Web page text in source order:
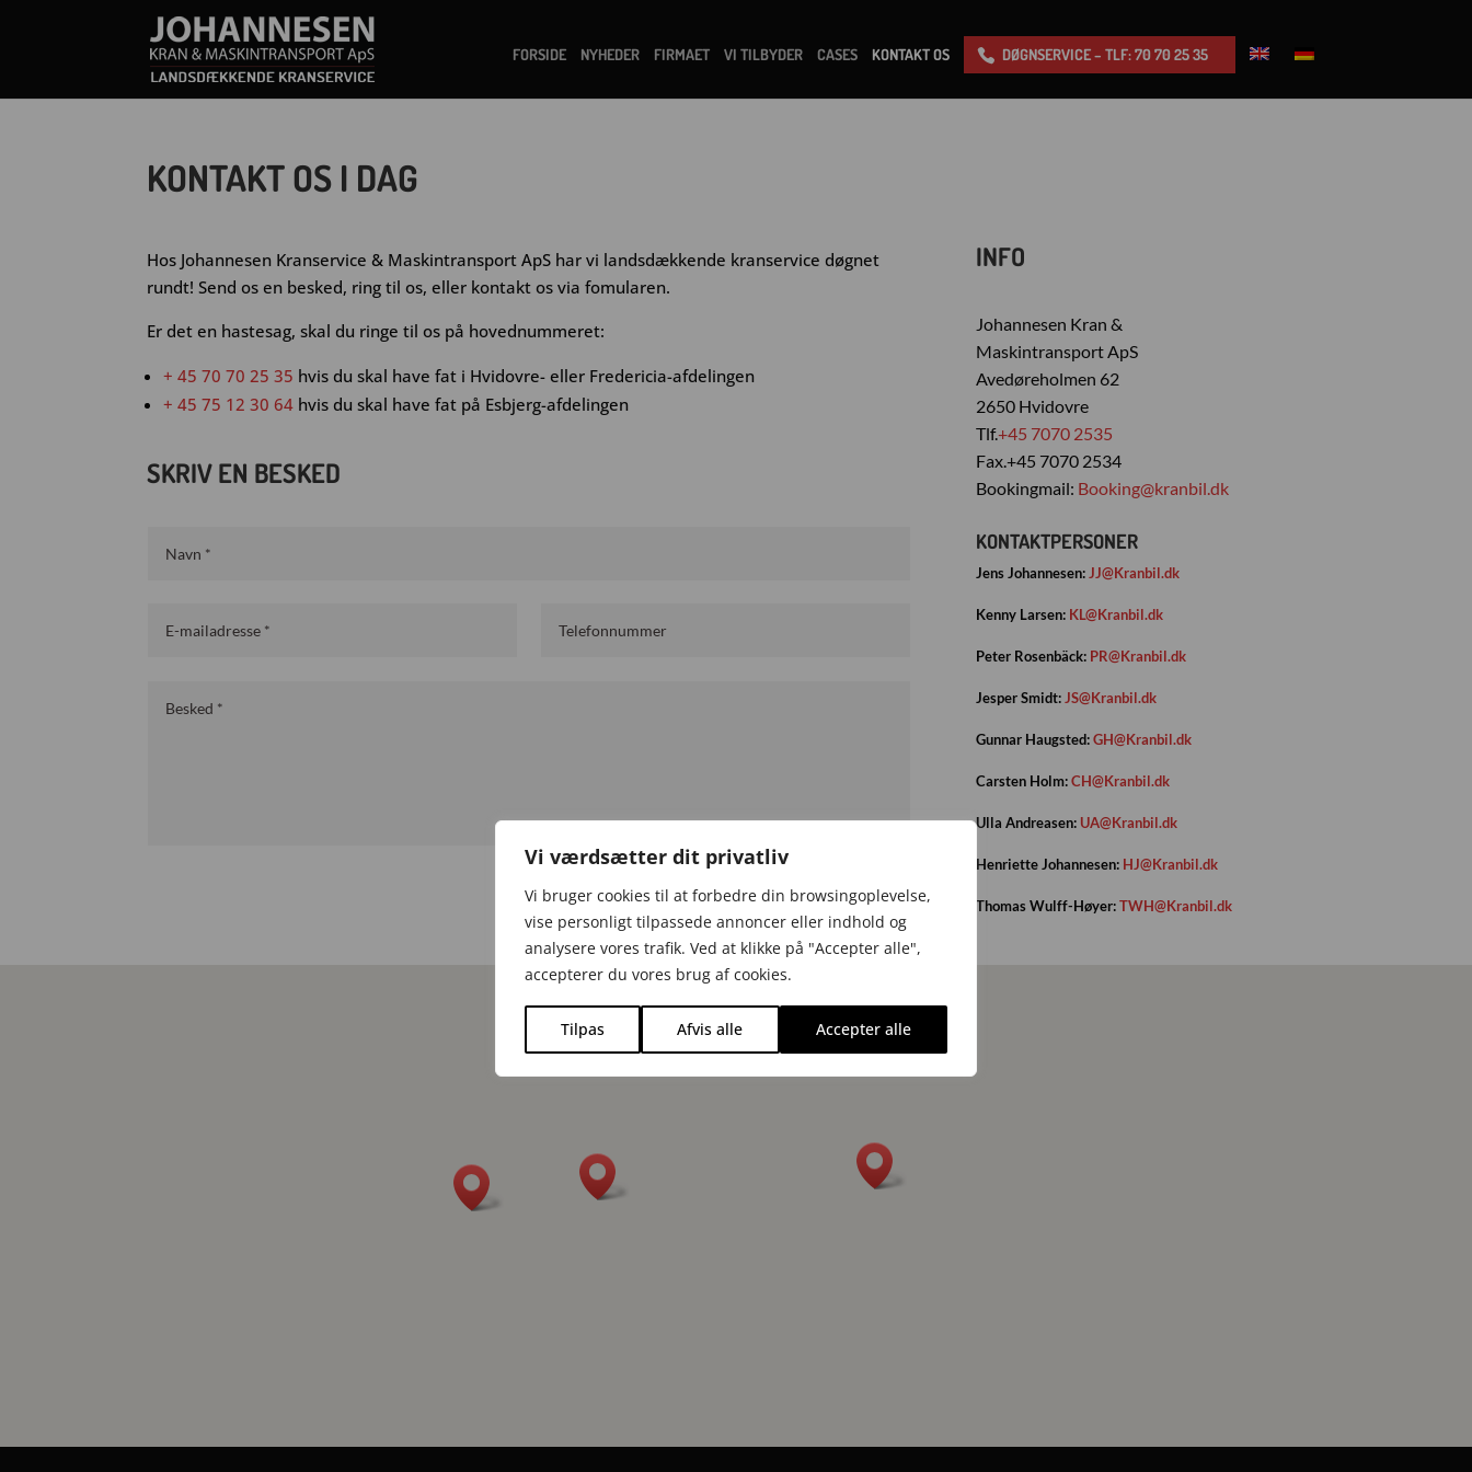
Vi værdsætter dit privatliv
Vi bruger cookies til at forbedre din browsingoplevelse,
vise personligt tilpassede annoncer eller indhold og
analysere vores trafik. Ved at klikke på "Accepter alle",
accepterer du vores brug af cookies.
Tilpas Afvis alle Accepter alle
FORSIDE NYHEDER FIRMAET VI TILBYDER CASES KONTAKT OS DØGNSERVICE – TLF: 70 70 25 35
KONTAKT OS I DAG
Hos Johannesen Kranservice & Maskintransport ApS har vi landsdækkende kranservice døgnet
rundt! Send os en besked, ring til os, eller kontakt os via fomularen.
Er det en hastesag, skal du ringe til os på hovednummeret:
+ 45 70 70 25 35 hvis du skal have fat i Hvidovre- eller Fredericia-afdelingen
+ 45 75 12 30 64 hvis du skal have fat på Esbjerg-afdelingen
SKRIV EN BESKED
INDSEND
INFO
Johannesen Kran &
Maskintransport ApS
Avedøreholmen 62
2650 Hvidovre
Tlf.+45 7070 2535
Fax.+45 7070 2534
Bookingmail: Booking@kranbil.dk
KONTAKTPERSONER
Jens Johannesen:JJ@Kranbil.dk
Kenny Larsen: KL@Kranbil.dk
Peter Rosenbäck: PR@Kranbil.dk
Jesper Smidt:JS@Kranbil.dk
Gunnar Haugsted:GH@Kranbil.dk
Carsten Holm:CH@Kranbil.dk
Ulla Andreasen: UA@Kranbil.dk
Henriette Johannesen: HJ@Kranbil.dk
Thomas Wulff-Høyer:TWH@Kranbil.dk